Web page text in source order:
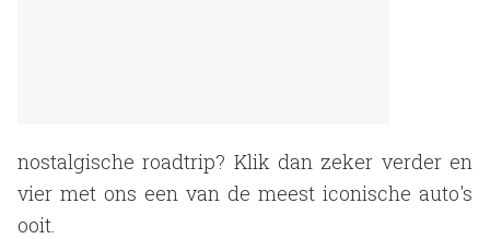
nostalgische roadtrip? Klik dan zeker verder en
vier met ons een van de meest iconische auto's
ooit.